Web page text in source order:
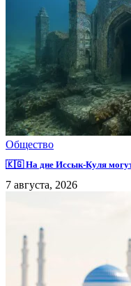
Общество
🇰🇬 На дне Иссык-Куля могут
7 августа, 2026